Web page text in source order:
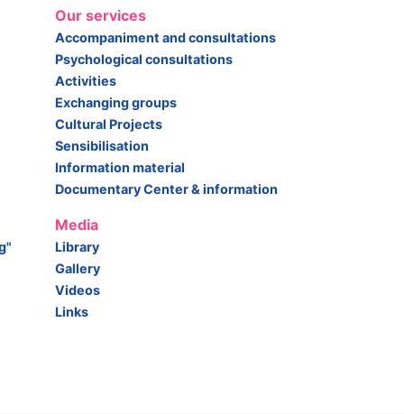
Our services
Accompaniment and consultations
Psychological consultations
Activities
Exchanging groups
Cultural Projects
Sensibilisation
Information material
Documentary Center & information
Media
Library
Gallery
Videos
Links